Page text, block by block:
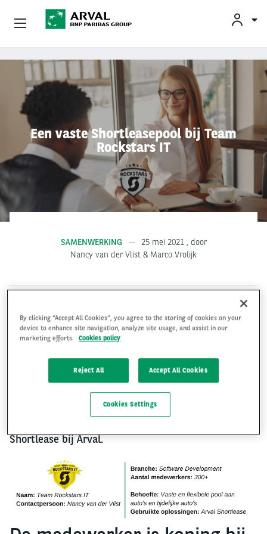
Overslaan en naar de inhoud gaan
Een vaste Shortleasepool bij Team
Rockstars IT
SAMENWERKING 25 mei 2021
, door
Nancy van der Vlist & Marco Vrolijk
Shortlease(ook wel: kortlopende lease) is een
flexibele oplossing voor organisaties om op korte
termijn aan mobiliteitsbehoeften van medewerkers
te voldoen. Afhankelijk van de organisatie en de
Benieuwd hoe dit in praktijk werkt? Lees hier meer
Shortlease bij Arval.
Zakelijk Leasen
Private Lease
Mobiliteit
Occasions
Over Arval
By clicking “Accept All Cookies”, you agree to the storing of cookies on your
device to enhance site navigation, analyze site usage, and assist in our
marketing efforts.
Cookies policy
Reject All Accept All Cookies
Cookies Settings